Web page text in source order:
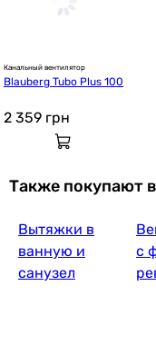
Канальный вентилятор
Blauberg Tubo Plus 100
2 359 грн
Также покупают
Вытяжки в
ванную и
санузел
с